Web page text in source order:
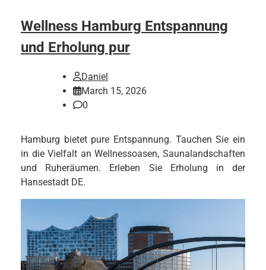
Wellness Hamburg Entspannung
und Erholung pur
Daniel
March 15, 2026
0
Hamburg bietet pure Entspannung. Tauchen Sie ein
in die Vielfalt an Wellnessoasen, Saunalandschaften
und Ruheräumen. Erleben Sie Erholung in der
Hansestadt DE.